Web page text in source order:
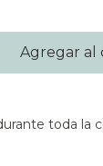
toda la